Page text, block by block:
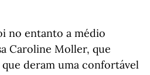
no entanto a médio
Caroline Moller, que
deram uma confortável